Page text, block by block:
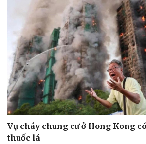
Vụ cháy chung cư ở Hong Kong
thuốc lá